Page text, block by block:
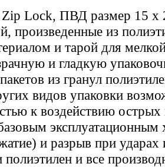
Lock, ПВД размер 15 х
произведенные из
и тарой для
и гладкую
из гранул
видов упаковки
к воздействию
эксплуатационным
и разрыв при
и все